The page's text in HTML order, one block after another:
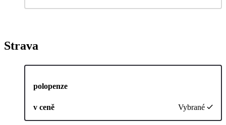
Strava
polopenze
v ceně Vybrané